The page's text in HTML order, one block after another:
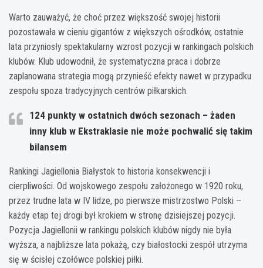
Warto zauważyć, że choć przez większość swojej historii
pozostawała w cieniu gigantów z większych ośrodków, ostatnie
lata przyniosły spektakularny wzrost pozycji w rankingach polskich
klubów. Klub udowodnił, że systematyczna praca i dobrze
zaplanowana strategia mogą przynieść efekty nawet w przypadku
zespołu spoza tradycyjnych centrów piłkarskich.
124 punkty w ostatnich dwóch sezonach – żaden
inny klub w Ekstraklasie nie może pochwalić się takim
bilansem
Rankingi Jagiellonia Białystok to historia konsekwencji i
cierpliwości. Od wojskowego zespołu założonego w 1920 roku,
przez trudne lata w IV lidze, po pierwsze mistrzostwo Polski –
każdy etap tej drogi był krokiem w stronę dzisiejszej pozycji.
Pozycja Jagiellonii w rankingu polskich klubów nigdy nie była
wyższa, a najbliższe lata pokażą, czy białostocki zespół utrzyma
się w ścisłej czołówce polskiej piłki.